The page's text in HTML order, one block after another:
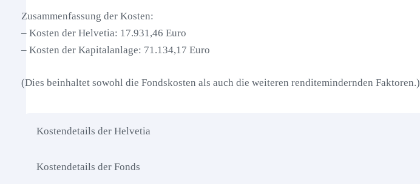
Zusammenfassung der Kosten:
– Kosten der Helvetia: 17.931,46 Euro
– Kosten der Kapitalanlage: 71.134,17 Euro
(Dies beinhaltet sowohl die Fondskosten als auch die weiteren renditemindernden Faktoren.)
Kostendetails der Helvetia
Kostendetails der Fonds